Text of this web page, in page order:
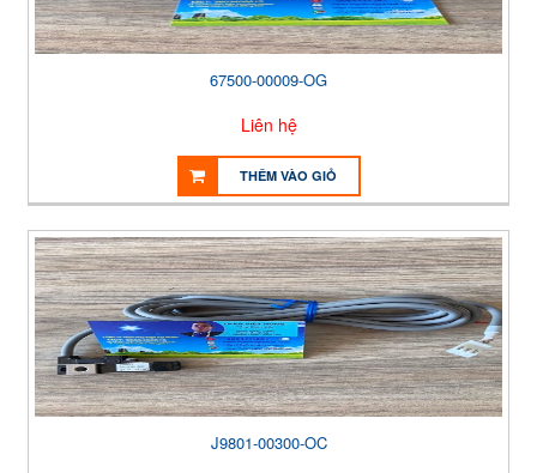
67500-00009-OG
Liên hệ
THÊM VÀO GIỎ
J9801-00300-OC